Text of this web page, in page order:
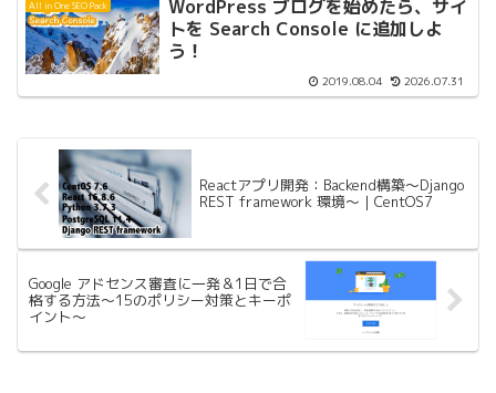
All in One SEO Pack
WordPress ブログを始めたら、サイ
トを Search Console に追加しよ
う！
2019.08.04 2026.07.31
Reactアプリ開発：Backend構築〜Django
REST framework 環境〜｜CentOS7
Google アドセンス審査に一発＆1日で合
格する方法〜15のポリシー対策とキーポ
イント〜